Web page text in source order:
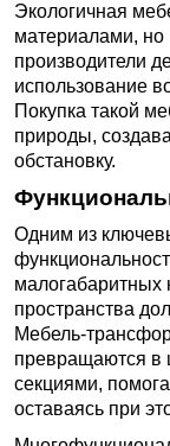
Экологичная
материалами, но
производители
использование
Покупка такой
природы,
обстановку.
Одним из
малогабаритных
пространства
Мебель-
превращаются
секциями,
оставаясь при